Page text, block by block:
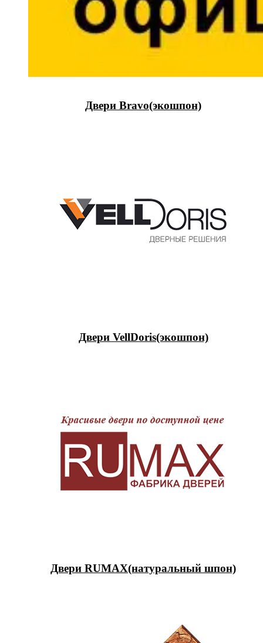
Двери Bravo(экошпон)
Двери VellDoris(экошпон)
Двери RUMAX(натуральный шпон)